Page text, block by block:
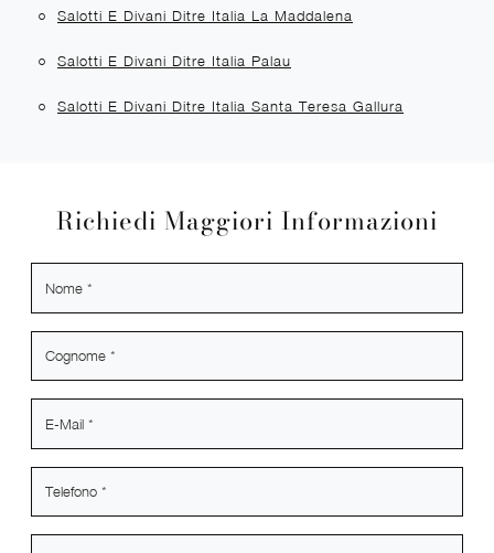
Salotti E Divani Ditre Italia La Maddalena
Salotti E Divani Ditre Italia Palau
Salotti E Divani Ditre Italia Santa Teresa Gallura
Richiedi Maggiori Informazioni